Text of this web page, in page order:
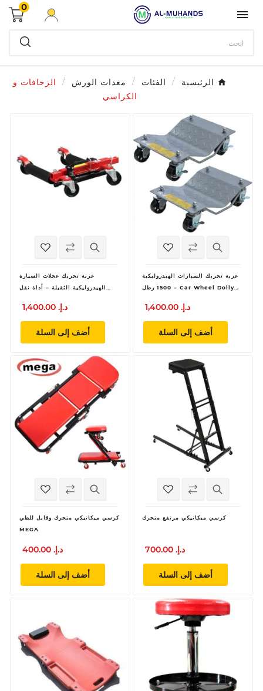

0
الرئيسية الفئات معدات الورش
الزحافات و
الكراسي
عربة تحريك السيارات الهيدروليكية
1500 رطل – Car Wheel Dolly
1,400.00 د.إ.‏
أضف إلى السلة
عربة تحريك عجلات السيارة
الهيدروليكية الثقيلة – أداة نقل
1,400.00 د.إ.‏
أضف إلى السلة
كرسي ميكانيكي مرتفع متحرك
700.00 د.إ.‏
أضف إلى السلة
كرسي ميكانيكي متحرك وقابل للطي
MEGA
400.00 د.إ.‏
أضف إلى السلة